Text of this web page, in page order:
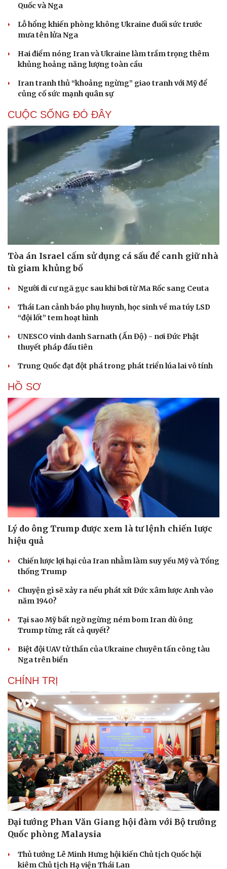
Cải chính
Quốc và Nga
Lỗ hổng khiến phòng không Ukraine đuối sức trước
mưa tên lửa Nga
Hai điểm nóng Iran và Ukraine làm trầm trọng thêm
khủng hoảng năng lượng toàn cầu
Iran tranh thủ “khoảng ngừng” giao tranh với Mỹ để
củng cố sức mạnh quân sự
CUỘC SỐNG ĐÓ ĐÂY
Tòa án Israel cấm sử dụng cá sấu để canh giữ nhà
tù giam khủng bố
Người di cư ngã gục sau khi bơi từ Ma Rốc sang Ceuta
Thái Lan cảnh báo phụ huynh, học sinh về ma túy LSD
“đội lốt” tem hoạt hình
UNESCO vinh danh Sarnath (Ấn Độ) - nơi Đức Phật
thuyết pháp đầu tiên
Trung Quốc đạt đột phá trong phát triển lúa lai vô tính
HỒ SƠ
Lý do ông Trump được xem là tư lệnh chiến lược
hiệu quả
Chiến lược lợi hại của Iran nhằm làm suy yếu Mỹ và Tổng
thống Trump
Chuyện gì sẽ xảy ra nếu phát xít Đức xâm lược Anh vào
năm 1940?
Tại sao Mỹ bất ngờ ngừng ném bom Iran dù ông
Trump từng rất cả quyết?
Biệt đội UAV tử thần của Ukraine chuyên tấn công tàu
Nga trên biển
CHÍNH TRỊ
Đại tướng Phan Văn Giang hội đàm với Bộ trưởng
Quốc phòng Malaysia
Thủ tướng Lê Minh Hưng hội kiến Chủ tịch Quốc hội
kiêm Chủ tịch Hạ viện Thái Lan